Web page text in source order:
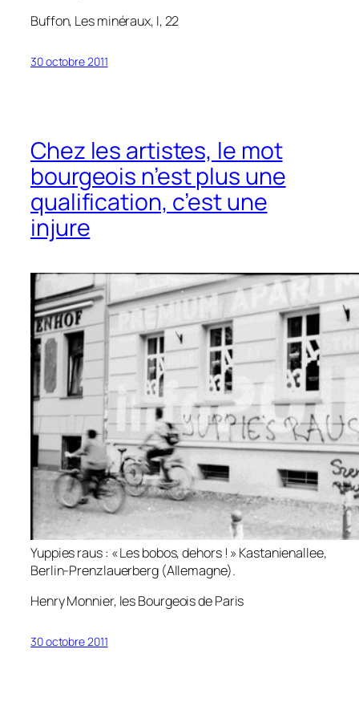
Buffon, Les minéraux, I, 22
30 octobre 2011
Chez les artistes, le mot
bourgeois n’est plus une
qualification, c’est une
injure
Yuppies raus: « Les bobos, dehors ! » Kastanienallee,
Berlin-Prenzlauerberg (Allemagne).
Henry Monnier, les Bourgeois de Paris
30 octobre 2011